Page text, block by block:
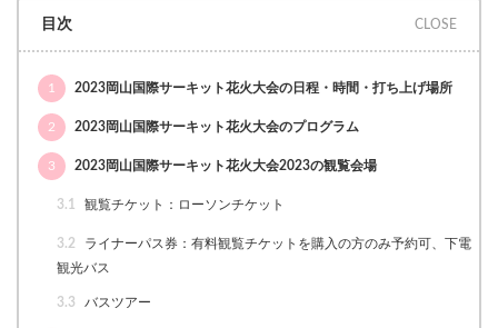
目次
1 2023岡山国際サーキット花火大会の日程・時間・打ち上げ場所
2 2023岡山国際サーキット花火大会のプログラム
3 2023岡山国際サーキット花火大会2023の観覧会場
3.1 観覧チケット：ローソンチケット
3.2
ライナーパス券：有料観覧チケットを購入の方のみ予約可、下電
観光バス
3.3 バスツアー